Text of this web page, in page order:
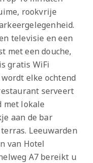
rookvrije
televisie en een
met een douche,
gratis WiFi
elke ochtend
serveert
met lokale
aan de bar
Leeuwarden
van Hotel
A7 bereikt u